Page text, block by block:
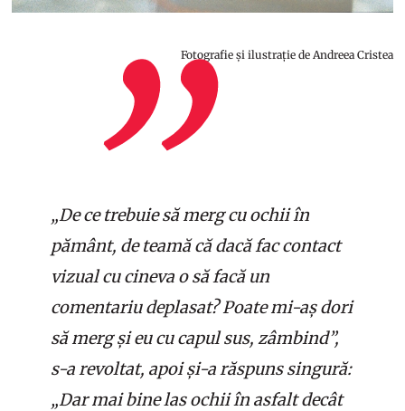
Fotografie și ilustrație de Andreea Cristea
„De ce trebuie să merg cu ochii în
pământ, de teamă că dacă fac contact
vizual cu cineva o să facă un
comentariu deplasat? Poate mi-aș dori
să merg și eu cu capul sus, zâmbind”,
s-a revoltat, apoi și-a răspuns singură:
„Dar mai bine las ochii în asfalt decât